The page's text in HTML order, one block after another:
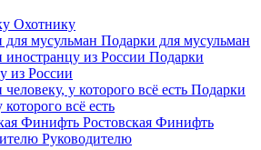
Охотнику
Подарки для мусульман
Подарки
из России
Подарки
которого всё есть
Ростовская Финифть
Руководителю